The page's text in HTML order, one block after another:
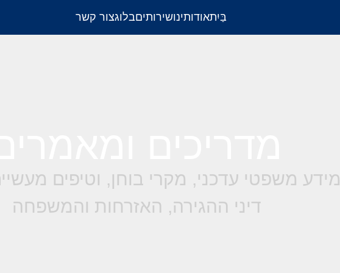
בַּיִתאודותינושירותיםבלוגצור קשר
מידע משפטי עדכני, מקרי בוחן, וטיפים
דיני ההגירה, האזרחות והמשפחה